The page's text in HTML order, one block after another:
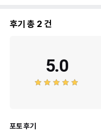
후기 총 2 건
5.0
포토 후기